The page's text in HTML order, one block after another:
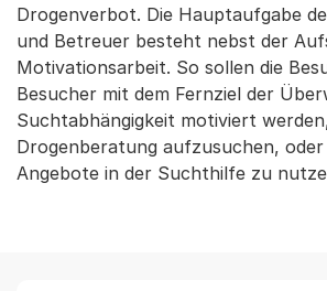
Drogenverbot. Die Hauptaufgabe
und Betreuer besteht nebst der
Motivationsarbeit. So sollen die
Besucher mit dem Fernziel der
Suchtabhängigkeit motiviert
Drogenberatung aufzusuchen,
Angebote in der Suchthilfe zu